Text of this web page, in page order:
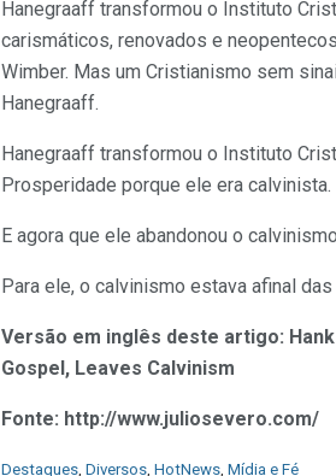
Hanegraaff transformou o Instituto
carismáticos, renovados e
Wimber. Mas um Cristianismo sem
Hanegraaff.
Hanegraaff transformou o Instituto
Prosperidade porque ele era calvinista.
E agora que ele abandonou o
Para ele, o calvinismo estava afinal
Versão em inglês deste artigo:
Gospel, Leaves Calvinism
Fonte: http://www.juliosevero.com/
C
Destaques Diversos HotNews Mídia e Fé